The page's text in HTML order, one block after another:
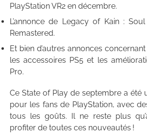
PlayStation VR2 en décembre.
L’annonce de Legacy of Kain :
Remastered.
Et bien d’autres annonces
les accessoires PS5 et les
Pro.
Ce State of Play de septembre a été
pour les fans de PlayStation, avec
tous les goûts. Il ne reste plus
profiter de toutes ces nouveautés !